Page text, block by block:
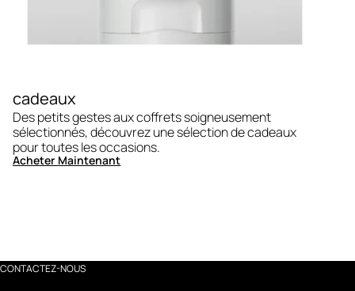
cadeaux
Des petits gestes aux coffrets soigneusement
sélectionnés, découvrez une sélection de cadeaux
pour toutes les occasions.
Acheter Maintenant
CONTACTEZ-NOUS